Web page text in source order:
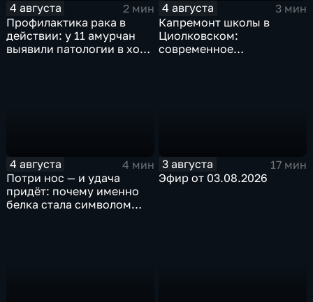
4 августа
2 мин
Профилактика рака в
действии: у 11 амурчан
выявили патологии в ходе
4 августа
3 мин
Капремонт школы в
Циолковском:
современное
4 августа
4 мин
Потри нос — и удача
придёт: почему именно
белка стала символом
3 августа
17 мин
Эфир от 03.08.2026